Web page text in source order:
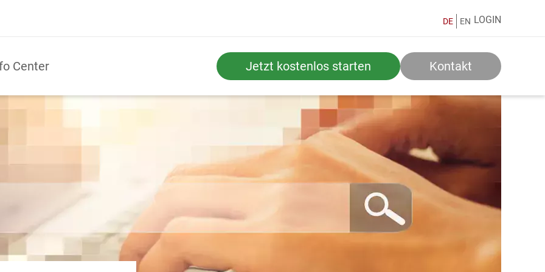
DE EN LOGIN
Center Jetzt kostenlos starten Kontakt